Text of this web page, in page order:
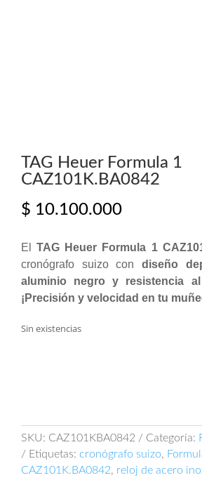
TAG Heuer Formula 1
CAZ101K.BA0842
$ 10.100.000
ElTAG Heuer Formula 1
cronógrafo suizo con diseño
aluminio negro y resistencia
¡Precisión y velocidad en tu
Sin existencias
SKU: CAZ101KBA0842 Categoría:
Etiquetas: cronógrafo suizo,
CAZ101K.BA0842, reloj de acero